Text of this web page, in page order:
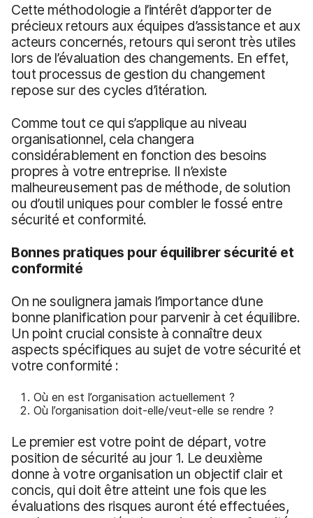
Cette méthodologie a l’intérêt d’apporter de
précieux retours aux équipes d’assistance et aux
acteurs concernés, retours qui seront très utiles
lors de l’évaluation des changements. En effet,
tout processus de gestion du changement
repose sur des cycles d’itération.
Comme tout ce qui s’applique au niveau
organisationnel, cela changera
considérablement en fonction des besoins
propres à votre entreprise. Il n’existe
malheureusement pas de méthode, de solution
ou d’outil uniques pour combler le fossé entre
sécurité et conformité.
Bonnes pratiques pour équilibrer sécurité et
conformité
On ne soulignera jamais l’importance d’une
bonne planification pour parvenir à cet équilibre.
Un point crucial consiste à connaître deux
aspects spécifiques au sujet de votre sécurité et
votre conformité :
Où en est l’organisation actuellement ?
Où l’organisation doit-elle/veut-elle se rendre ?
Le premier est votre point de départ, votre
position de sécurité au jour 1. Le deuxième
donne à votre organisation un objectif clair et
concis, qui doit être atteint une fois que les
évaluations des risques auront été effectuées,